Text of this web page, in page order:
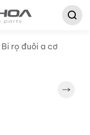
Bi rọ đuôi a cơ